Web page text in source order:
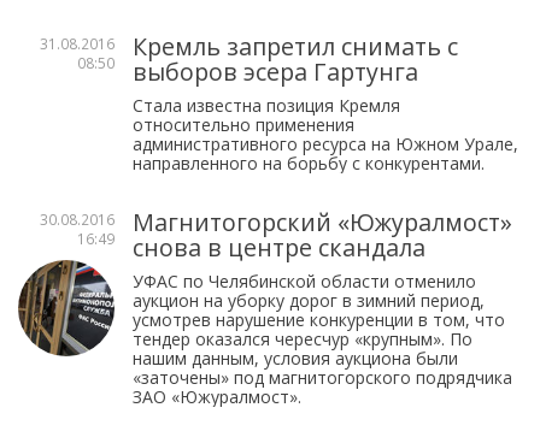
31.08.2016
08:50
Кремль запретил снимать с
выборов эсера Гартунга
Стала известна позиция Кремля
относительно применения
административного ресурса на Южном Урале,
направленного на борьбу с конкурентами.
30.08.2016
16:49
Магнитогорский «Южуралмост»
снова в центре скандала
УФАС по Челябинской области отменило
аукцион на уборку дорог в зимний период,
усмотрев нарушение конкуренции в том, что
тендер оказался чересчур «крупным». По
нашим данным, условия аукциона были
«заточены» под магнитогорского подрядчика
ЗАО «Южуралмост».